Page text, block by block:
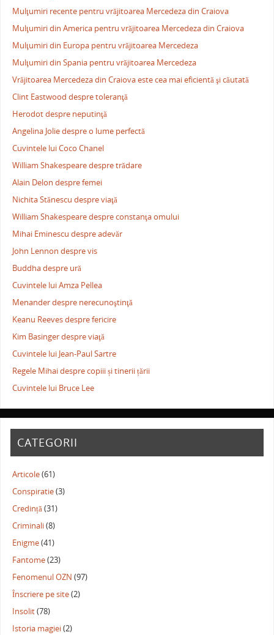
Mulţumiri recente pentru vrăjitoarea Mercedeza din Craiova
Mulţumiri din America pentru vrăjitoarea Mercedeza din Craiova
Mulţumiri din Europa pentru vrăjitoarea Mercedeza
Mulţumiri din Spania pentru vrăjitoarea Mercedeza
Vrăjitoarea Mercedeza din Craiova este cea mai eficientă şi căutată
Clint Eastwood despre toleranţă
Herodot despre neputinţă
Angelina Jolie despre o lume perfectă
Cuvintele lui Coco Chanel
William Shakespeare despre trădare
Alain Delon despre femei
Nichita Stănescu despre viaţă
William Shakespeare despre constanţa omului
Mihai Eminescu despre adevăr
John Lennon despre vis
Buddha despre ură
Cuvintele lui Amza Pellea
Menander despre nerecunoştinţă
Keanu Reeves despre fericire
Kim Basinger despre viaţă
Cuvintele lui Jean-Paul Sartre
Regele Mihai despre copiii și tinerii țării
Cuvintele lui Bruce Lee
CATEGORII
Articole(61)
Conspiratie(3)
Credință(31)
Criminali(8)
Enigme(41)
Fantome(23)
Fenomenul OZN (97)
Înscriere pe site(2)
Insolit(78)
Istoria magiei(2)